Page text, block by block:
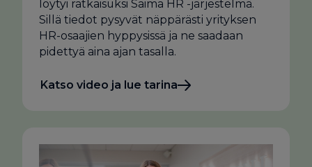
löytyi ratkaisuksi Saima HR -järjestelmä.
Sillä tiedot pysyvät näppärästi yrityksen
HR-osaajien hyppysissä ja ne saadaan
pidettyä aina ajan tasalla.
Katso video ja lue tarina